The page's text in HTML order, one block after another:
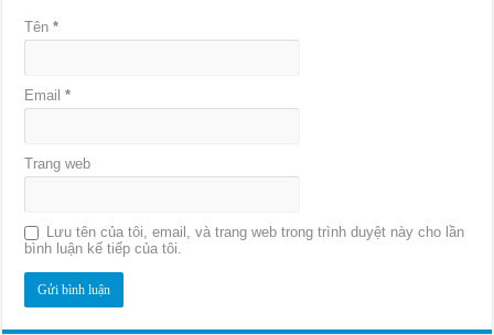
Tên*
Email*
Trang web
Lưu tên của tôi, email, và trang web trong trình duyệt này cho lần
bình luận kế tiếp của tôi.